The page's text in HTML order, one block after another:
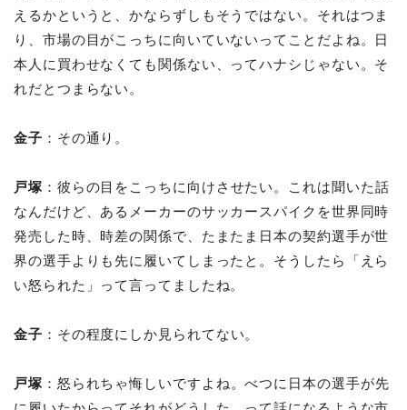
えるかというと、かならずしもそうではない。それはつま
り、市場の目がこっちに向いていないってことだよね。日
本人に買わせなくても関係ない、ってハナシじゃない。そ
れだとつまらない。
金子 ：その通り。
戸塚 ：彼らの目をこっちに向けさせたい。これは聞いた話
なんだけど、あるメーカーのサッカースパイクを世界同時
発売した時、時差の関係で、たまたま日本の契約選手が世
界の選手よりも先に履いてしまったと。そうしたら「えら
い怒られた」って言ってましたね。
金子 ：その程度にしか見られてない。
戸塚 ：怒られちゃ悔しいですよね。べつに日本の選手が先